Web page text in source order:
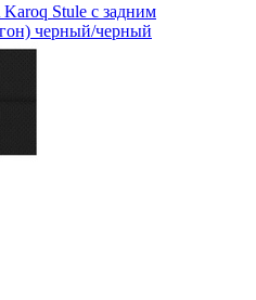
Stule c задним
черный/черный